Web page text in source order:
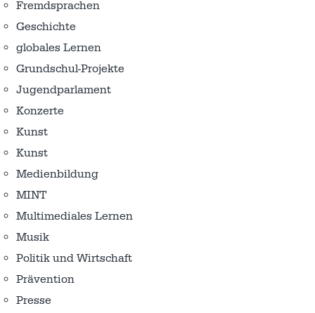
Fremdsprachen
Geschichte
globales Lernen
Grundschul-Projekte
Jugendparlament
Konzerte
Kunst
Kunst
Medienbildung
MINT
Multimediales Lernen
Musik
Politik und Wirtschaft
Prävention
Presse